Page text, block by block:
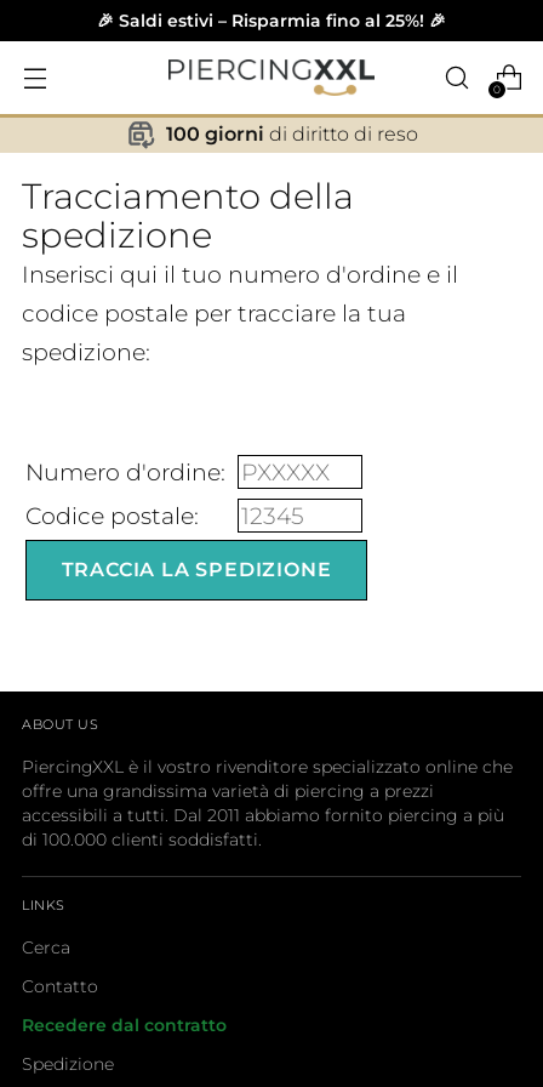
🎉 Saldi estivi – Risparmia fino al 25%! 🎉
0
✕
100 giorni di diritto di reso
Tracciamento della
spedizione
Inserisci qui il tuo numero d'ordine e il
codice postale per tracciare la tua
spedizione:
Numero d'ordine:
Codice postale:
ABOUT US
PiercingXXL è il vostro rivenditore specializzato online che
offre una grandissima varietà di piercing a prezzi
accessibili a tutti. Dal 2011 abbiamo fornito piercing a più
di 100.000 clienti soddisfatti.
LINKS
Cerca
Contatto
Recedere dal contratto
Spedizione